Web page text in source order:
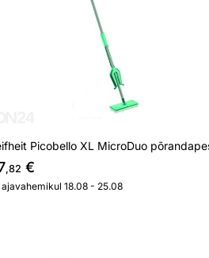
Picobello XL MicroDuo
,82 €
ajavahemikul 18.08 - 25.08
cm Picobello M